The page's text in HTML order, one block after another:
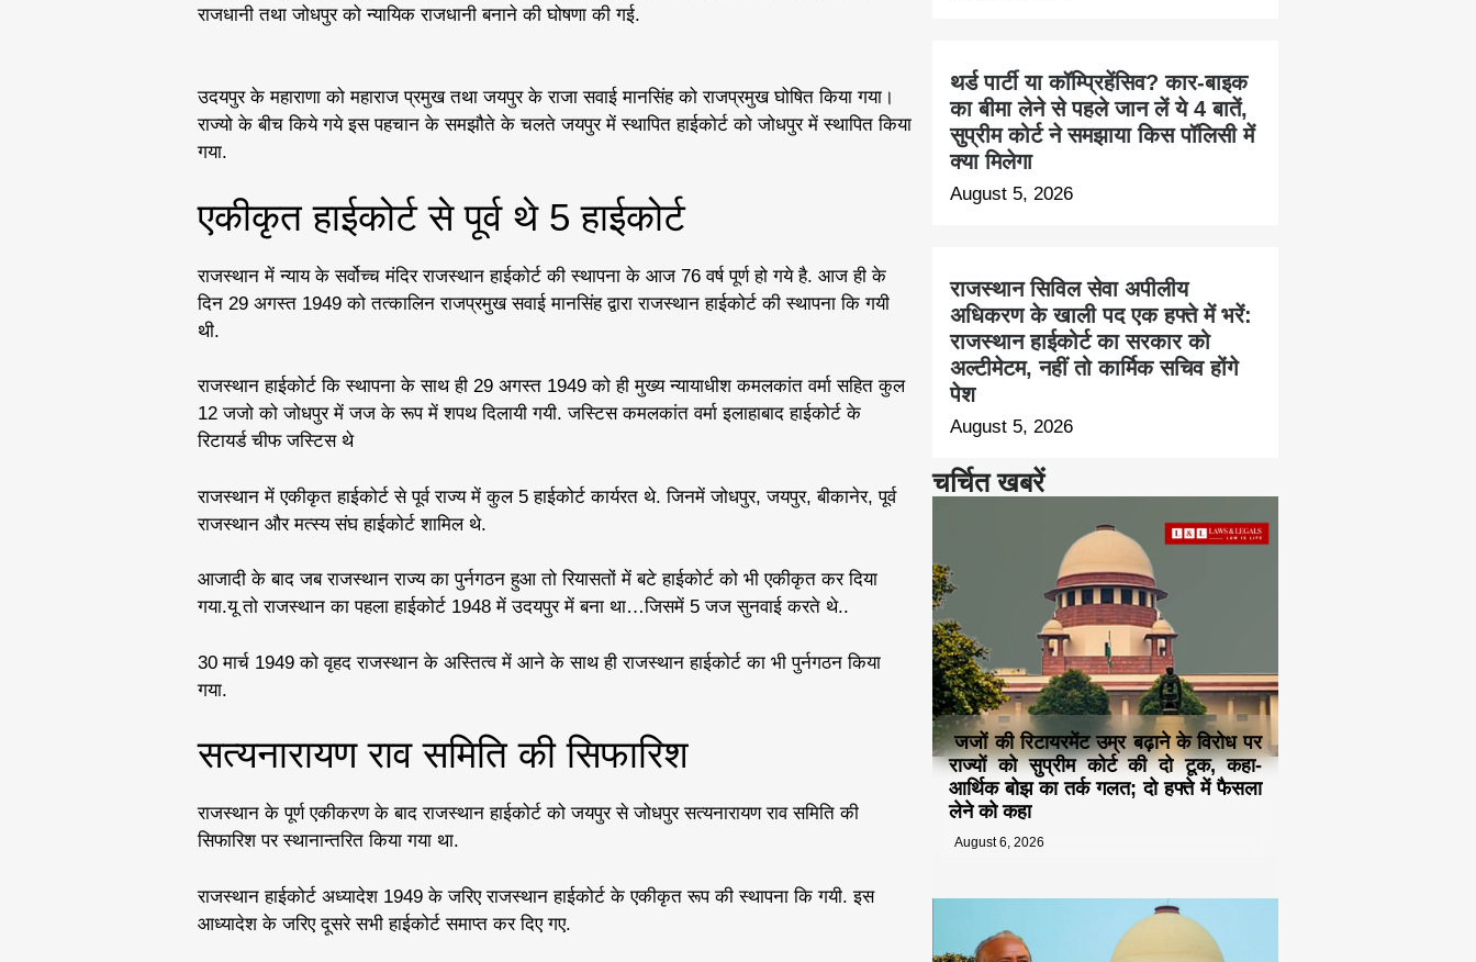
थर्ड पार्टी या कॉम्प्रिहेंसिव? कार-बाइक
का बीमा लेने से पहले जान लें ये 4 बातें,
सुप्रीम कोर्ट ने समझाया किस पॉलिसी में
क्या मिलेगा
August 5, 2026
राजस्थान सिविल सेवा अपीलीय
अधिकरण के खाली पद एक हफ्ते में भरें:
राजस्थान हाईकोर्ट का सरकार को
अल्टीमेटम, नहीं तो कार्मिक सचिव होंगे
पेश
August 5, 2026
चर्चित खबरें
जजों की रिटायरमेंट उम्र बढ़ाने के विरोध पर
राज्यों को सुप्रीम कोर्ट की दो टूक, कहा-
आर्थिक बोझ का तर्क गलत; दो हफ्ते में फैसला
लेने को कहा
August 6, 2026
राजधानी तथा जोधपुर को न्यायिक राजधानी बनाने की घोषणा की गई.
उदयपुर के महाराणा को महाराज प्रमुख तथा जयपुर के राजा सवाई मानसिंह को राजप्रमुख घोषित किया गया।
राज्यो के बीच किये गये इस पहचान के समझौते के चलते जयपुर में स्थापित हाईकोर्ट को जोधपुर में स्थापित किया
गया.
एकीकृत हाईकोर्ट से पूर्व थे 5 हाईकोर्ट
राजस्थान में न्याय के सर्वोच्च मंदिर राजस्थान हाईकोर्ट की स्थापना के आज 76 वर्ष पूर्ण हो गये है. आज ही के
दिन 29 अगस्त 1949 को तत्कालिन राजप्रमुख सवाई मानसिंह द्वारा राजस्थान हाईकोर्ट की स्थापना कि गयी
थी.
राजस्थान हाईकोर्ट कि स्थापना के साथ ही 29 अगस्त 1949 को ही मुख्य न्यायाधीश कमलकांत वर्मा सहित कुल
12 जजो को जोधपुर में जज के रूप में शपथ दिलायी गयी. जस्टिस कमलकांत वर्मा इलाहाबाद हाईकोर्ट के
रिटायर्ड चीफ जस्टिस थे
राजस्थान में एकीकृत हाईकोर्ट से पूर्व राज्य में कुल 5 हाईकोर्ट कार्यरत थे. जिनमें जोधपुर, जयपुर, बीकानेर, पूर्व
राजस्थान और मत्स्य संघ हाईकोर्ट शामिल थे.
आजादी के बाद जब राजस्थान राज्य का पुर्नगठन हुआ तो रियासतों में बटे हाईकोर्ट को भी एकीकृत कर दिया
गया.यू तो राजस्थान का पहला हाईकोर्ट 1948 में उदयपुर में बना था…जिसमें 5 जज सुनवाई करते थे..
30 मार्च 1949 को वृहद राजस्थान के अस्तित्व में आने के साथ ही राजस्थान हाईकोर्ट का भी पुर्नगठन किया
गया.
सत्यनारायण राव समिति की सिफारिश
राजस्थान के पूर्ण एकीकरण के बाद राजस्थान हाईकोर्ट को जयपुर से जोधपुर सत्यनारायण राव समिति की
सिफारिश पर स्थानान्तरित किया गया था.
राजस्थान हाईकोर्ट अध्यादेश 1949 के जरिए राजस्थान हाईकोर्ट के एकीकृत रूप की स्थापना कि गयी. इस
आध्यादेश के जरिए दूसरे सभी हाईकोर्ट समाप्त कर दिए गए.